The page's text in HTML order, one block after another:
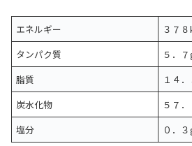
エネルギー
３７
タンパク質
５．
脂質
１４
炭水化物
５７
塩分
０．